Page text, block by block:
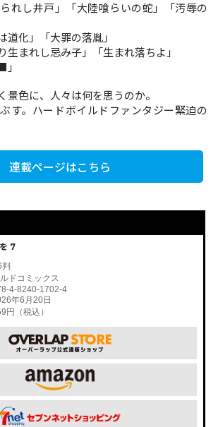
閉じる
られし井戸」「大陸喰らいの蛇」「汚辱の
道化」「大罪の落胤」
生まれし忌み子」「生まれ落ちよ」
景色に、人々は何を思うのか。
す。ハードボイルドファンタジー緊迫の
連載ページはこちら
7
判
ドコミックス
4-8240-1702-4
年6月20日
円（税込）